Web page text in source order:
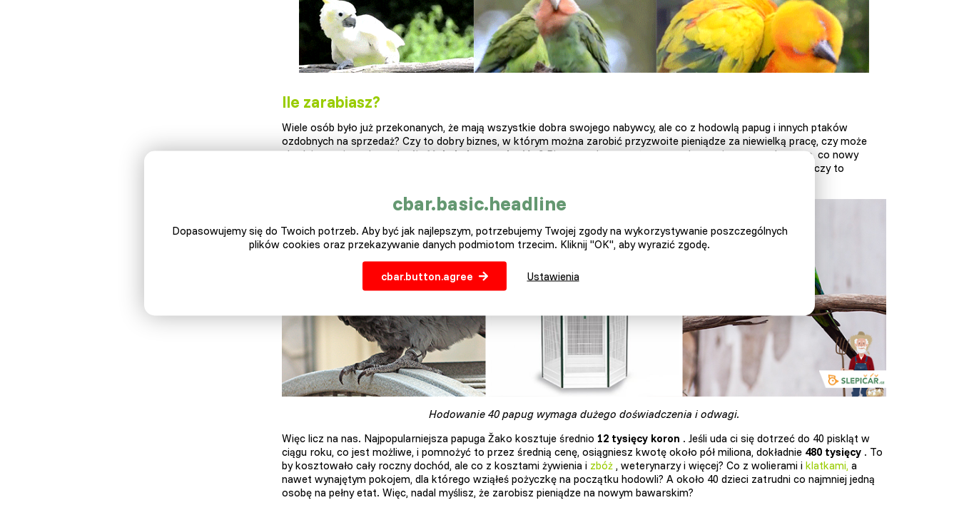
Ile zarabiasz?
Wiele osób było już przekonanych, że mają wszystkie dobra swojego nabywcy, ale co z hodowlą papug i innych ptaków
ozdobnych na sprzedaż? Czy to dobry biznes, w którym można zarobić przyzwoite pieniądze za niewielką pracę, czy może
chodzi raczej o zabawę imiłość do kolorowych piór? Biorąc pod uwagę, że papuga kosztuje nawet tyle samo, co nowy
samochód, można powiedzieć, że będzie to bardzo lukratywny zawód, który również sprawia przyjemność. Ale czy to
Hodowanie 40 papug wymaga dużego doświadczenia i odwagi.
Więc licz na nas. Najpopularniejsza papuga Žako kosztuje średnio 12 tysięcy koron . Jeśli uda ci się dotrzeć do 40 piskląt w
ciągu roku, co jest możliwe, i pomnożyć to przez średnią cenę, osiągniesz kwotę około pół miliona, dokładnie 480 tysięcy. To
by kosztowało cały roczny dochód, ale co z kosztami żywienia i zbóż, weterynarzy i więcej? Co z wolierami i klatkami, a
nawet wynajętym pokojem, dla którego wziąłeś pożyczkę na początku hodowli? A około 40 dzieci zatrudni co najmniej jedną
osobę na pełny etat. Więc, nadal myślisz, że zarobisz pieniądze na nowym bawarskim?
cbar.basic.headline
Dopasowujemy się do Twoich potrzeb. Aby być jak najlepszym, potrzebujemy Twojej zgody na wykorzystywanie poszczególnych
plików cookies oraz przekazywanie danych podmiotom trzecim. Kliknij "OK", aby wyrazić zgodę.
cbar.button.agree Ustawienia